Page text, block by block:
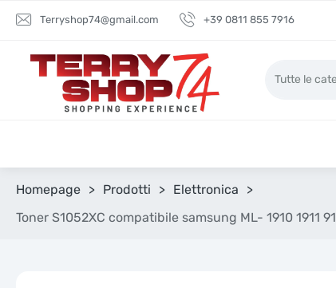
Terryshop74@gmail.com +39 0811 855 7916
Homepage > Prodotti > Elettronica
>
Toner S1052XC compatibile samsung ML- 1910